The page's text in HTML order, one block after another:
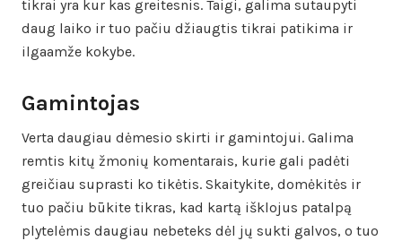
tikrai yra kur kas greitesnis. Taigi, galima sutaupyti
daug laiko ir tuo pačiu džiaugtis tikrai patikima ir
ilgaamže kokybe.
Gamintojas
Verta daugiau dėmesio skirti ir gamintojui. Galima
remtis kitų žmonių komentarais, kurie gali padėti
greičiau suprasti ko tikėtis. Skaitykite, domėkitės ir
tuo pačiu būkite tikras, kad kartą išklojus patalpą
plytelėmis daugiau nebeteks dėl jų sukti galvos, o tuo